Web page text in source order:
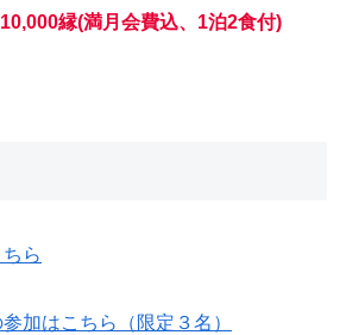
縁(満月会費込、1泊2食付)
ら
加はこちら（限定３名）